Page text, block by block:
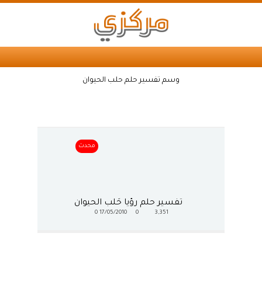
وسم تفسير حلم حلب الحيوان
محدث
تفسير حلم رؤيا حَلب الحيوان
3,351
17/05/2010
0